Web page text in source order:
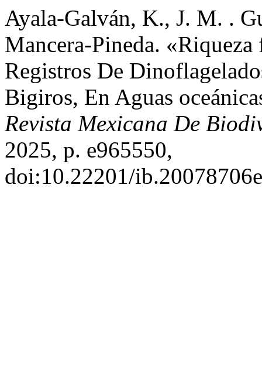
Ayala-Galván, K., J. M. .
Mancera-Pineda.
Registros De
Bigiros, En Aguas
Revista Mexicana De
2025, p. e965550,
doi:10.22201/